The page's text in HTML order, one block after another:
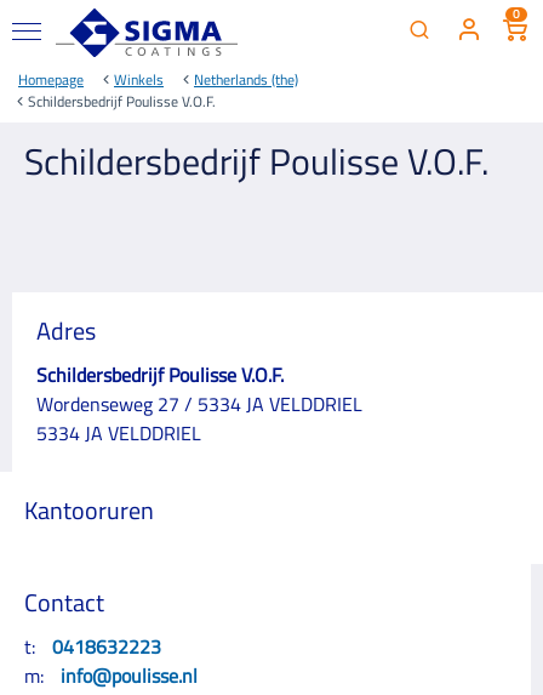
0
Homepage Winkels
Netherlands (the)
Schildersbedrijf Poulisse V.O.F.
Schildersbedrijf Poulisse V.O.F.
Adres
Schildersbedrijf Poulisse V.O.F.
Wordenseweg 27 / 5334 JA VELDDRIEL
5334 JA VELDDRIEL
Kantooruren
Contact
t: 0418632223
m:
info@poulisse.nl